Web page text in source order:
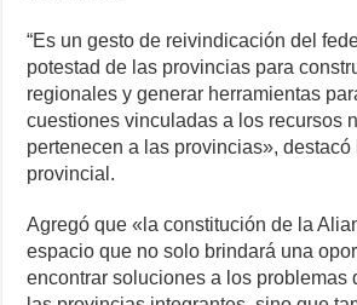
“Es un gesto de reivindicación del
potestad de las provincias para
regionales y generar herramientas
cuestiones vinculadas a los recursos
pertenecen a las provincias», destacó
provincial.
Agregó que «la constitución de la
espacio que no solo brindará una
encontrar soluciones a los problemas